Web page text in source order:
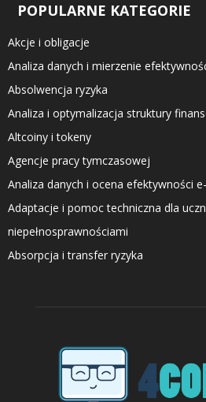
POPULARNE KATEGORIE
Akcje i obligacje
Analiza danych i mierzenie
Absolwencja ryzyka
Analiza i optymalizacja struktury
Altcoiny i tokeny
Agencje pracy tymczasowej
Analiza danych i ocena efektywności
Adaptacje i pomoc techniczna dla
niepełnosprawnościami
Absorpcja i transfer ryzyka